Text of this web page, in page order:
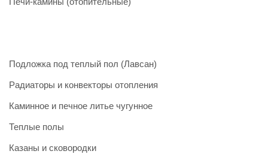
Подложка под теплый пол (Лавсан)
Радиаторы и конвекторы отопления
Каминное и печное литье чугунное
Теплые полы
Казаны и сковородки